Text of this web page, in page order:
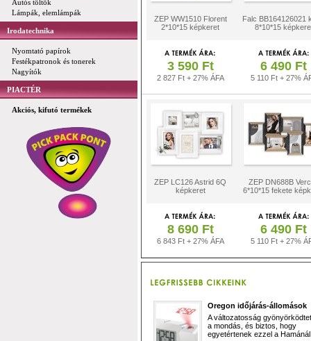
Autós töltők
Lámpák, elemlámpák
Irodatechnika
Nyomtató papírok
Festékpatronok és tonerek
Nagyítók
PIACTÉR
Akciós, kifutó termékek
ZEP WW1510 Florent
2*10*15 képkeret
Falc BB164126021
8*10*15
3 590 Ft
2 827 Ft + 27% ÁFA
6 490 Ft
5 110 Ft + 27%
ZEP LC126 Astrid 6Q
képkeret
ZEP DN688B
6*10*15 fekete
8 690 Ft
6 843 Ft + 27% ÁFA
6 490 Ft
5 110 Ft + 27%
Oregon időjárás-állomások
A változatosság
a mondás, és biztos, hogy
egyetértenek ezzel a